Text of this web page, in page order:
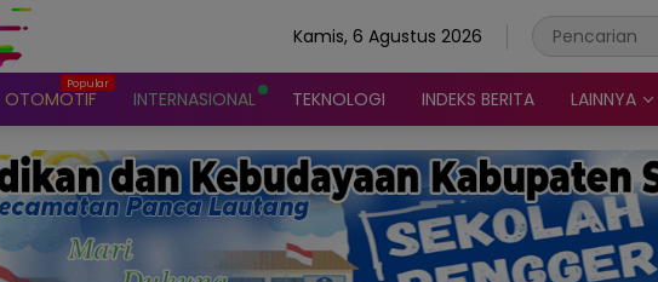
Kamis, 6 Agustus 2026
OTOMOTIF INTERNASIONAL TEKNOLOGI INDEKS BERITA LAINNYA